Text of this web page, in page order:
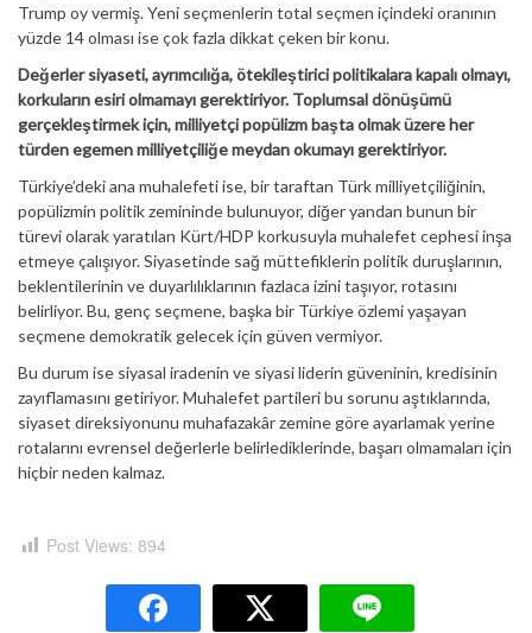
Trump oy vermiş. Yeni seçmenlerin total seçmen içindeki oranının
yüzde 14 olması ise çok fazla dikkat çeken bir konu.
Değerler siyaseti, ayrımcılığa, ötekileştirici politikalara kapalı olmayı,
korkuların esiri olmamayı gerektiriyor. Toplumsal dönüşümü
gerçekleştirmek için, milliyetçi popülizm başta olmak üzere her
türden egemen milliyetçiliğe meydan okumayı gerektiriyor.
Türkiye’deki ana muhalefeti ise, bir taraftan Türk milliyetçiliğinin,
popülizmin politik zemininde bulunuyor, diğer yandan bunun bir
türevi olarak yaratılan Kürt/HDP korkusuyla muhalefet cephesi inşa
etmeye çalışıyor. Siyasetinde sağ müttefiklerin politik duruşlarının,
beklentilerinin ve duyarlılıklarının fazlaca izini taşıyor, rotasını
belirliyor. Bu, genç seçmene, başka bir Türkiye özlemi yaşayan
seçmene demokratik gelecek için güven vermiyor.
Bu durum ise siyasal iradenin ve siyasi liderin güveninin, kredisinin
zayıflamasını getiriyor. Muhalefet partileri bu sorunu aştıklarında,
siyaset direksiyonunu muhafazakâr zemine göre ayarlamak yerine
rotalarını evrensel değerlerle belirlediklerinde, başarı olmamaları için
hiçbir neden kalmaz.
Post Views: 894